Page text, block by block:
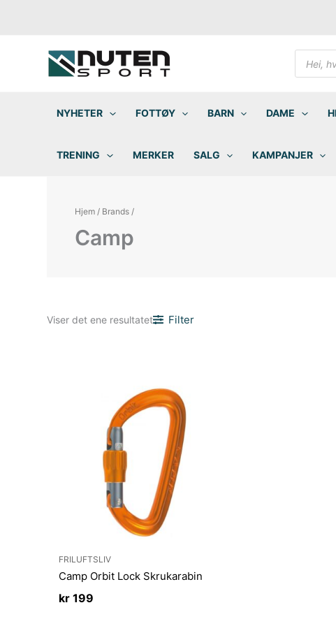
Products
search
NYHETER FOTTØY BARN DAME
TRENING MERKER SALG KAMPANJER
Hjem / Brands /
Camp
Viser det ene resultatet Filter
FRILUFTSLIV
Camp Orbit Lock Skrukarabin
kr 199